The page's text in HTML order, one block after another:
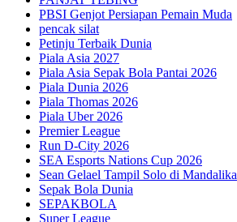
PBSI Genjot Persiapan Pemain Muda
pencak silat
Petinju Terbaik Dunia
Piala Asia 2027
Piala Asia Sepak Bola Pantai 2026
Piala Dunia 2026
Piala Thomas 2026
Piala Uber 2026
Premier League
Run D-City 2026
SEA Esports Nations Cup 2026
Sean Gelael Tampil Solo di Mandalika
Sepak Bola Dunia
SEPAKBOLA
Super League